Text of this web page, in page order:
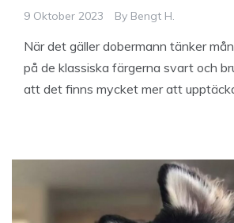
9 Oktober 2023 By Bengt H.
När det gäller dobermann tänker
på de klassiska färgerna svart och
att det finns mycket mer att